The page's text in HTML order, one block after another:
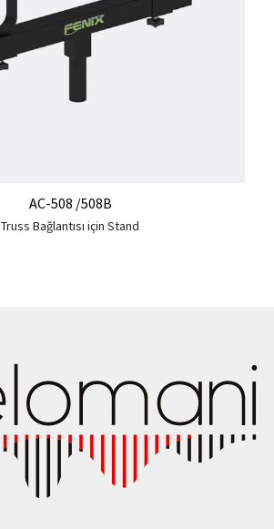
AC-508 /508B
Truss Bağlantısı için Stand